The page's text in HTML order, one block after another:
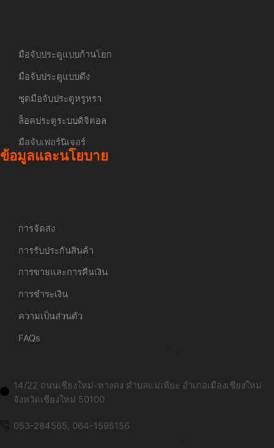
มือจับประตูแบบก้านโยก
มือจับประตูแบบดึง
ชุดมือจับประตูหรูหรา
ล็อคประตูระบบดิจิตอล
มือจับเฟอร์นิเจอร์
ข้อมูลและนโยบาย
การจัดส่ง
การรับประกันสินค้า
การขายและการคืนเงิน
การชำระเงิน
ความเป็นส่วนตัว
FAQs
14/22 ถนนเชียงใหม่-หางดง ตำบลแม่เหียะ อำเภอเมืองเชียงใหม่
จังหวัดเชียงใหม่ 50100
053-284565, 064-1595156